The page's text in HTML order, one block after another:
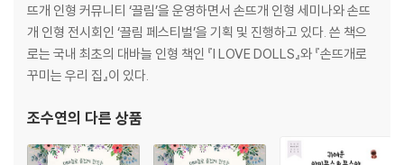
뜨개 인형 커뮤니티 ‘끌림’을 운영하면서 손뜨개 인형 세미나와 손뜨
개 인형 전시회인 ‘끌림 페스티벌’을 기획 및 진행하고 있다. 쓴 책으
로는 국내 최초의 대바늘 인형 책인 『I LOVE DOLLS』와 『손뜨개로
꾸미는 우리 집』이 있다.
조수연의 다른 상품